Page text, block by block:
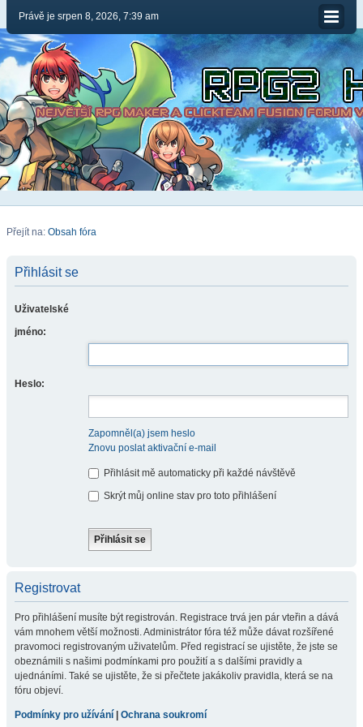
Právě je srpen 8, 2026, 7:39 am
Přejít na: Obsah fóra
Přihlásit se
Uživatelské
jméno:
Heslo:
Zapomněl(a) jsem heslo
Znovu poslat aktivační e-mail
Přihlásit mě automaticky při každé návštěvě
Skrýt můj online stav pro toto přihlášení
Registrovat
Pro přihlášení musíte být registrován. Registrace trvá jen pár vteřin a dává
vám mnohem větší možnosti. Administrátor fóra též může dávat rozšířené
pravomoci registrovaným uživatelům. Před registrací se ujistěte, že jste se
obeznámili s našimi podmínkami pro použití a s dalšími pravidly a
ujednáními. Také se ujistěte, že si přečtete jakákoliv pravidla, která se na
fóru objeví.
Podmínky pro užívání Ochrana soukromí